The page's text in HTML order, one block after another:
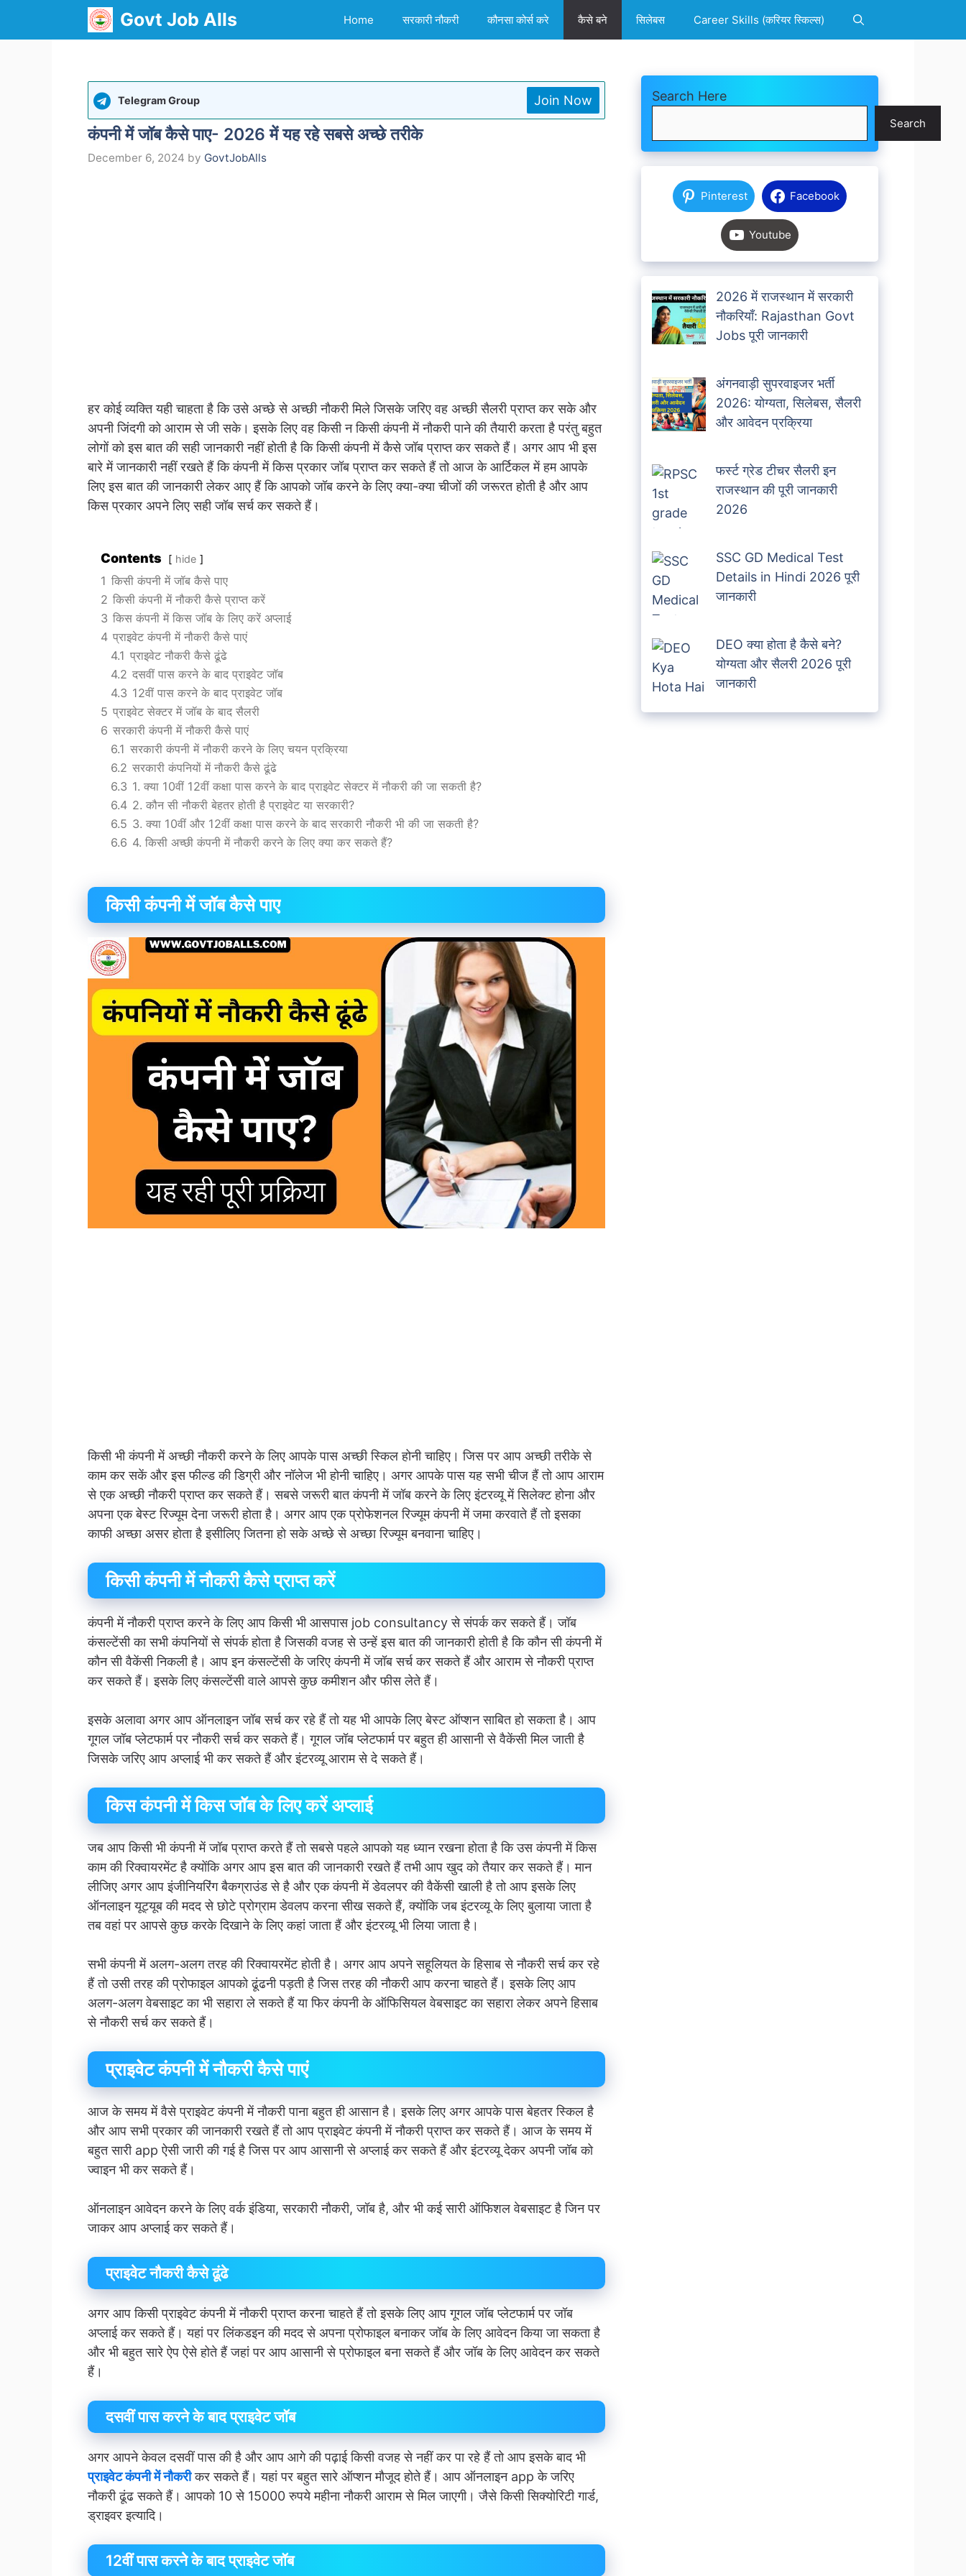
Govt Job Alls Home सरकारी नौकरी कौनसा कोर्स करे कैसे बने सिलेबस Career Skills (करियर स्किल्स)
Telegram Group Join Now
कंपनी में जॉब कैसे पाए- 2026 में यह रहे सबसे अच्छे तरीके
December 6, 2024 by GovtJobAlls
हर कोई व्यक्ति यही चाहता है कि उसे अच्छे से अच्छी नौकरी मिले जिसके जरिए वह अच्छी सैलरी प्राप्त कर सके और
अपनी जिंदगी को आराम से जी सके। इसके लिए वह किसी न किसी कंपनी में नौकरी पाने की तैयारी करता है परंतु बहुत
लोगों को इस बात की सही जानकारी नहीं होती है कि किसी कंपनी में कैसे जॉब प्राप्त कर सकते हैं। अगर आप भी इस
बारे में जानकारी नहीं रखते हैं कि कंपनी में किस प्रकार जॉब प्राप्त कर सकते हैं तो आज के आर्टिकल में हम आपके
लिए इस बात की जानकारी लेकर आए हैं कि आपको जॉब करने के लिए क्या-क्या चीजों की जरूरत होती है और आप
किस प्रकार अपने लिए सही जॉब सर्च कर सकते हैं।
Contents hide
1 किसी कंपनी में जॉब कैसे पाए
2 किसी कंपनी में नौकरी कैसे प्राप्त करें
3 किस कंपनी में किस जॉब के लिए करें अप्लाई
4 प्राइवेट कंपनी में नौकरी कैसे पाएं
4.1 प्राइवेट नौकरी कैसे ढूंढे
4.2 दसवीं पास करने के बाद प्राइवेट जॉब
4.3 12वीं पास करने के बाद प्राइवेट जॉब
5 प्राइवेट सेक्टर में जॉब के बाद सैलरी
6 सरकारी कंपनी में नौकरी कैसे पाएं
6.1 सरकारी कंपनी में नौकरी करने के लिए चयन प्रक्रिया
6.2 सरकारी कंपनियों में नौकरी कैसे ढूंढे
6.3 1. क्या 10वीं 12वीं कक्षा पास करने के बाद प्राइवेट सेक्टर में नौकरी की जा सकती है?
6.4 2. कौन सी नौकरी बेहतर होती है प्राइवेट या सरकारी?
6.5 3. क्या 10वीं और 12वीं कक्षा पास करने के बाद सरकारी नौकरी भी की जा सकती है?
6.6 4. किसी अच्छी कंपनी में नौकरी करने के लिए क्या कर सकते हैं?
किसी कंपनी में जॉब कैसे पाए
किसी भी कंपनी में अच्छी नौकरी करने के लिए आपके पास अच्छी स्किल होनी चाहिए। जिस पर आप अच्छी तरीके से
काम कर सकें और इस फील्ड की डिग्री और नॉलेज भी होनी चाहिए। अगर आपके पास यह सभी चीज हैं तो आप आराम
से एक अच्छी नौकरी प्राप्त कर सकते हैं। सबसे जरूरी बात कंपनी में जॉब करने के लिए इंटरव्यू में सिलेक्ट होना और
अपना एक बेस्ट रिज्यूम देना जरूरी होता है। अगर आप एक प्रोफेशनल रिज्यूम कंपनी में जमा करवाते हैं तो इसका
काफी अच्छा असर होता है इसीलिए जितना हो सके अच्छे से अच्छा रिज्यूम बनवाना चाहिए।
किसी कंपनी में नौकरी कैसे प्राप्त करें
कंपनी में नौकरी प्राप्त करने के लिए आप किसी भी आसपास job consultancy से संपर्क कर सकते हैं। जॉब
कंसल्टेंसी का सभी कंपनियों से संपर्क होता है जिसकी वजह से उन्हें इस बात की जानकारी होती है कि कौन सी कंपनी में
कौन सी वैकेंसी निकली है। आप इन कंसल्टेंसी के जरिए कंपनी में जॉब सर्च कर सकते हैं और आराम से नौकरी प्राप्त
कर सकते हैं। इसके लिए कंसल्टेंसी वाले आपसे कुछ कमीशन और फीस लेते हैं।
इसके अलावा अगर आप ऑनलाइन जॉब सर्च कर रहे हैं तो यह भी आपके लिए बेस्ट ऑप्शन साबित हो सकता है। आप
गूगल जॉब प्लेटफार्म पर नौकरी सर्च कर सकते हैं। गूगल जॉब प्लेटफार्म पर बहुत ही आसानी से वैकेंसी मिल जाती है
जिसके जरिए आप अप्लाई भी कर सकते हैं और इंटरव्यू आराम से दे सकते हैं।
किस कंपनी में किस जॉब के लिए करें अप्लाई
जब आप किसी भी कंपनी में जॉब प्राप्त करते हैं तो सबसे पहले आपको यह ध्यान रखना होता है कि उस कंपनी में किस
काम की रिक्वायरमेंट है क्योंकि अगर आप इस बात की जानकारी रखते हैं तभी आप खुद को तैयार कर सकते हैं। मान
लीजिए अगर आप इंजीनियरिंग बैकग्राउंड से है और एक कंपनी में डेवलपर की वैकेंसी खाली है तो आप इसके लिए
ऑनलाइन यूट्यूब की मदद से छोटे प्रोग्राम डेवलप करना सीख सकते हैं, क्योंकि जब इंटरव्यू के लिए बुलाया जाता है
तब वहां पर आपसे कुछ करके दिखाने के लिए कहां जाता हैं और इंटरव्यू भी लिया जाता है।
सभी कंपनी में अलग-अलग तरह की रिक्वायरमेंट होती है। अगर आप अपने सहूलियत के हिसाब से नौकरी सर्च कर रहे
हैं तो उसी तरह की प्रोफाइल आपको ढूंढनी पड़ती है जिस तरह की नौकरी आप करना चाहते हैं। इसके लिए आप
अलग-अलग वेबसाइट का भी सहारा ले सकते हैं या फिर कंपनी के ऑफिसियल वेबसाइट का सहारा लेकर अपने हिसाब
से नौकरी सर्च कर सकते हैं।
प्राइवेट कंपनी में नौकरी कैसे पाएं
आज के समय में वैसे प्राइवेट कंपनी में नौकरी पाना बहुत ही आसान है। इसके लिए अगर आपके पास बेहतर स्किल है
और आप सभी प्रकार की जानकारी रखते हैं तो आप प्राइवेट कंपनी में नौकरी प्राप्त कर सकते हैं। आज के समय में
बहुत सारी app ऐसी जारी की गई है जिस पर आप आसानी से अप्लाई कर सकते हैं और इंटरव्यू देकर अपनी जॉब को
ज्वाइन भी कर सकते हैं।
ऑनलाइन आवेदन करने के लिए वर्क इंडिया, सरकारी नौकरी, जॉब है, और भी कई सारी ऑफिशल वेबसाइट है जिन पर
जाकर आप अप्लाई कर सकते हैं।
प्राइवेट नौकरी कैसे ढूंढे
अगर आप किसी प्राइवेट कंपनी में नौकरी प्राप्त करना चाहते हैं तो इसके लिए आप गूगल जॉब प्लेटफार्म पर जॉब
अप्लाई कर सकते हैं। यहां पर लिंकडइन की मदद से अपना प्रोफाइल बनाकर जॉब के लिए आवेदन किया जा सकता है
और भी बहुत सारे ऐप ऐसे होते हैं जहां पर आप आसानी से प्रोफाइल बना सकते हैं और जॉब के लिए आवेदन कर सकते
हैं।
दसवीं पास करने के बाद प्राइवेट जॉब
अगर आपने केवल दसवीं पास की है और आप आगे की पढ़ाई किसी वजह से नहीं कर पा रहे हैं तो आप इसके बाद भी
प्राइवेट कंपनी में नौकरीकर सकते हैं। यहां पर बहुत सारे ऑप्शन मौजूद होते हैं। आप ऑनलाइन app के जरिए
नौकरी ढूंढ सकते हैं। आपको 10 से 15000 रुपये महीना नौकरी आराम से मिल जाएगी। जैसे किसी सिक्योरिटी गार्ड,
ड्राइवर इत्यादि।
12वीं पास करने के बाद प्राइवेट जॉब
Search Here
Search
Pinterest Facebook
Youtube
2026 में राजस्थान में सरकारी
नौकरियाँ: Rajasthan Govt
Jobs पूरी जानकारी
अंगनवाड़ी सुपरवाइजर भर्ती
2026: योग्यता, सिलेबस, सैलरी
और आवेदन प्रक्रिया
फर्स्ट ग्रेड टीचर सैलरी इन
राजस्थान की पूरी जानकारी
2026
SSC GD Medical Test
Details in Hindi 2026 पूरी
जानकारी
DEO क्या होता है कैसे बने?
योग्यता और सैलरी 2026 पूरी
जानकारी